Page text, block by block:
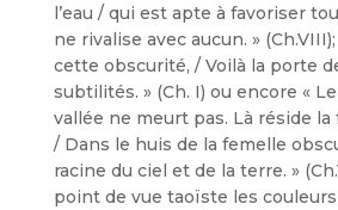
l’eau / qui est apte à favoriser
ne rivalise avec aucun. »
cette obscurité, / Voilà la porte
subtilités. » (Ch. I) ou encore «
vallée ne meurt pas. Là réside
/ Dans le huis de la femelle
racine du ciel et de la terre. »
point de vue taoïste les